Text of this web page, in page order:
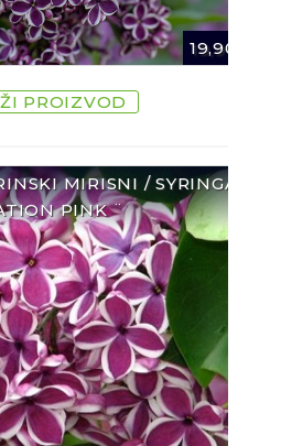
19,90
PROIZVOD
MIRISNI / SYRINGA
PINK ¨